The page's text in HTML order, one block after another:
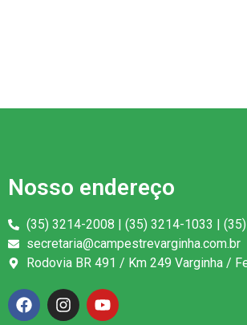
Nosso endereço
(35) 3214-2008 | (35) 3214-1033 |
secretaria@campestrevarginha.com.br
Rodovia BR 491 / Km 249 Varginha /